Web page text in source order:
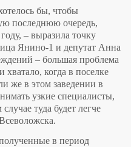
бы, чтобы
последнюю очередь,
– выразила точку
Янино-1 и депутат Анна
– большая проблема
хватало, когда в поселке
же в этом заведении в
узкие специалисты,
туда будет легче
в период